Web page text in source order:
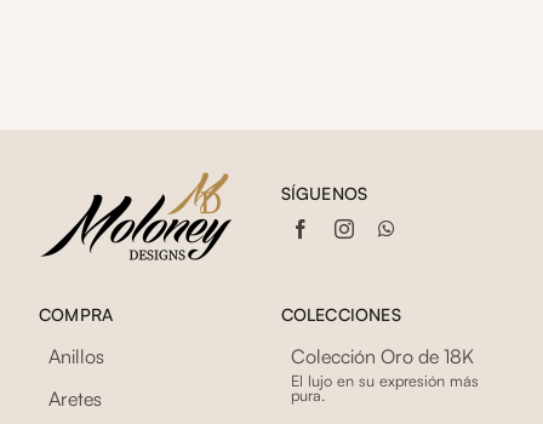
COMPRA
Anillos
Aretes
COLECCIONES
Colección Oro de 18K
El lujo en su expresión más
pura.
SÍGUENOS